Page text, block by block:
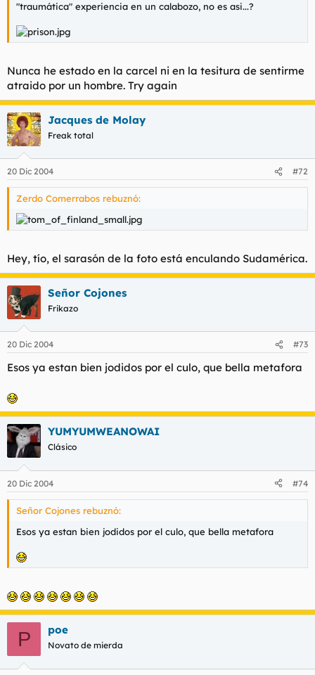
"traumática" experiencia en un calabozo, no es asi...?
Nunca he estado en la carcel ni en la tesitura de sentirme
atraido por un hombre. Try again
Jacques de Molay
Freak total
20 Dic 2004 #72
Zerdo Comerrabos rebuznó:
Hey, tío, el sarasón de la foto está enculando Sudamérica.
Señor Cojones
Frikazo
20 Dic 2004 #73
Esos ya estan bien jodidos por el culo, que bella metafora
YUMYUMWEANOWAI
Clásico
20 Dic 2004 #74
Señor Cojones rebuznó:
Esos ya estan bien jodidos por el culo, que bella metafora
P poe
Novato de mierda